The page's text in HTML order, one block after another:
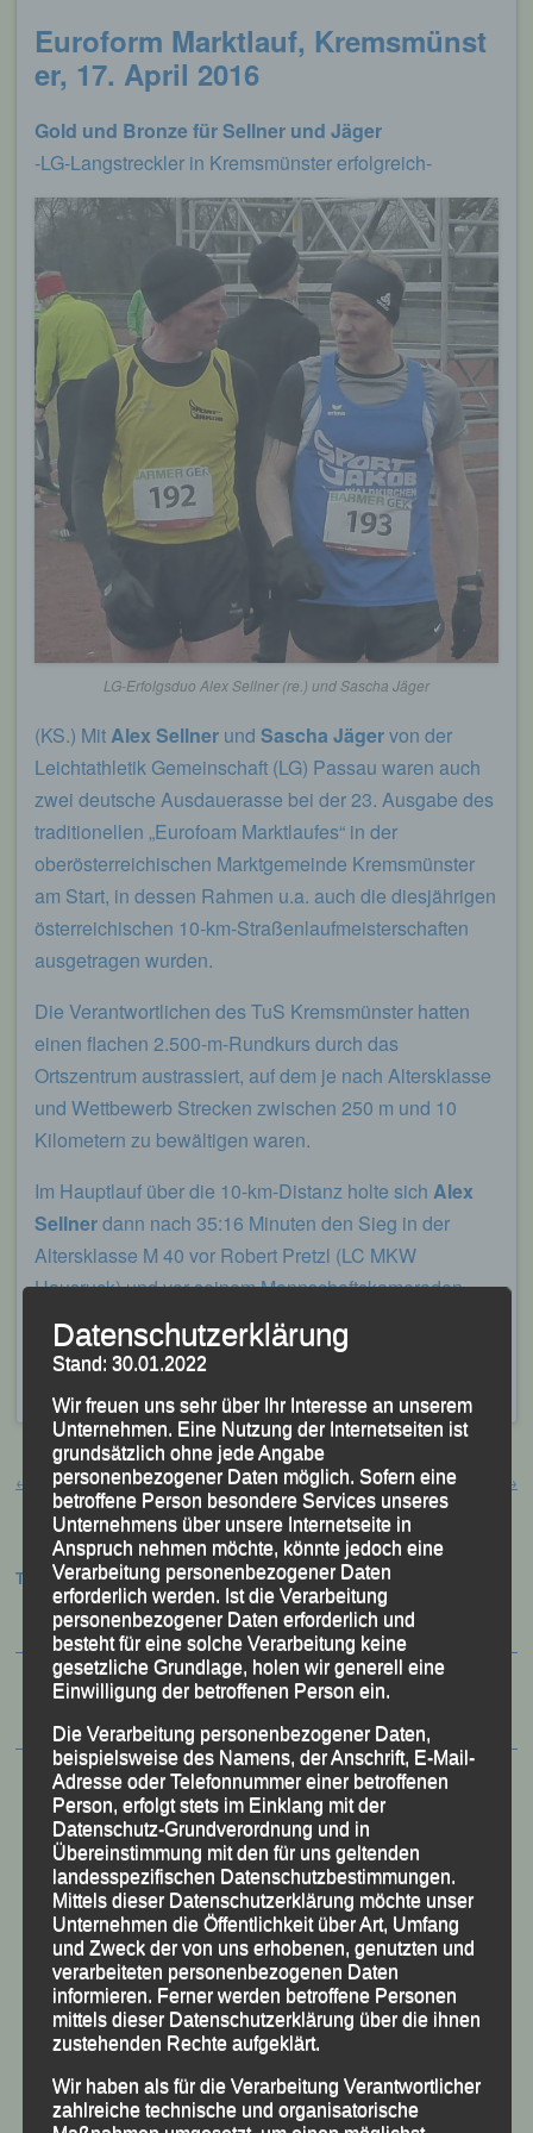
Euroform Marktlauf, Kremsmünst
er, 17. April 2016
Gold und Bronze für Sellner und Jäger
-LG-Langstreckler in Kremsmünster erfolgreich-
LG-Erfolgsduo Alex Sellner (re.) und Sascha Jäger
(KS.) MitAlex Sellner und Sascha Jägervon der
Leichtathletik Gemeinschaft (LG) Passau waren auch
zwei deutsche Ausdauerasse bei der 23. Ausgabe des
traditionellen „Eurofoam Marktlaufes“ in der
oberösterreichischen Marktgemeinde Kremsmünster
am Start, in dessen Rahmen u.a. auch die diesjährigen
österreichischen 10-km-Straßenlaufmeisterschaften
ausgetragen wurden.
Die Verantwortlichen des TuS Kremsmünster hatten
einen flachen 2.500-m-Rundkurs durch das
Ortszentrum austrassiert, auf dem je nach Altersklasse
und Wettbewerb Strecken zwischen 250 m und 10
Kilometern zu bewältigen waren.
Im Hauptlauf über die 10-km-Distanz holte sich Alex
Sellnerdann nach 35:16 Minuten den Sieg in der
Altersklasse M 40 vor Robert Pretzl (LC MKW
Hausruck) und vor seinem Mannschaftskameraden
Sascha Jäger
, für den 35:49 Minuten gestoppt.
VeröffentlichtinAktuelles
Sellner , Euroform Marktlauf Kremsmünster
Beitragsnavigation
← Paris – Marathon Hamburg – Marathon →
Termine:
50 Jahre LG Passau
Datenschutzerklärung
Stand: 30.01.2022
Wir freuen uns sehr über Ihr Interesse an unserem
Unternehmen. Eine Nutzung der Internetseiten ist
grundsätzlich ohne jede Angabe
personenbezogener Daten möglich. Sofern eine
betroffene Person besondere Services unseres
Unternehmens über unsere Internetseite in
Anspruch nehmen möchte, könnte jedoch eine
Verarbeitung personenbezogener Daten
erforderlich werden. Ist die Verarbeitung
personenbezogener Daten erforderlich und
besteht für eine solche Verarbeitung keine
gesetzliche Grundlage, holen wir generell eine
Einwilligung der betroffenen Person ein.
Die Verarbeitung personenbezogener Daten,
beispielsweise des Namens, der Anschrift, E-Mail-
Adresse oder Telefonnummer einer betroffenen
Person, erfolgt stets im Einklang mit der
Datenschutz-Grundverordnung und in
Übereinstimmung mit den für uns geltenden
landesspezifischen Datenschutzbestimmungen.
Mittels dieser Datenschutzerklärung möchte unser
Unternehmen die Öffentlichkeit über Art, Umfang
und Zweck der von uns erhobenen, genutzten und
verarbeiteten personenbezogenen Daten
informieren. Ferner werden betroffene Personen
mittels dieser Datenschutzerklärung über die ihnen
zustehenden Rechte aufgeklärt.
Wir haben als für die Verarbeitung Verantwortlicher
zahlreiche technische und organisatorische